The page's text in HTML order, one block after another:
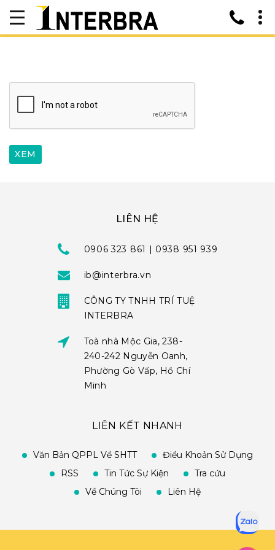
LIÊN HỆ
0906 323 861 | 0938 951 939
ib@interbra.vn
CÔNG TY TNHH TRÍ TUỆ
INTERBRA
Toà nhà Mộc Gia, 238-
240-242 Nguyễn Oanh,
Phường Gò Vấp, Hồ Chí
Minh
LIÊN KẾT NHANH
Văn Bản QPPL Về SHTT
Điều Khoản Sử Dụng
RSS
Tin Tức Sự Kiện
Tra cứu
Về Chúng Tôi
Liên Hệ